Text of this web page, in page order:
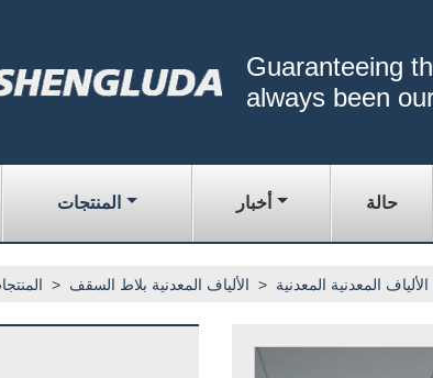
Guaranteeing
always been
المنتجات أخبار حالة
> الألياف المعدنية بلاط السقف > المعدنية المعدنية